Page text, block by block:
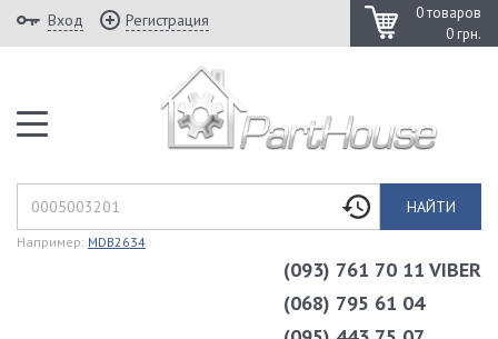
0 товаров
0 грн.
Вход Регистрация
НАЙТИ
Например: MDB2634
(093) 761 70 11 VIBER
(068) 795 61 04